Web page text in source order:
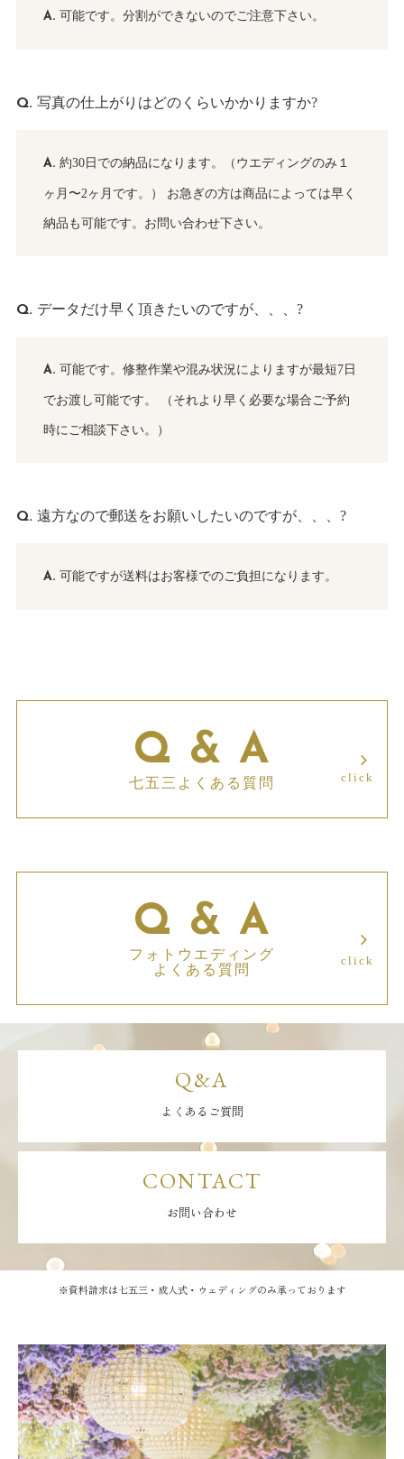
可能です。分割ができないのでご注意下さい。
写真の仕上がりはどのくらいかかりますか?
約30日での納品になります。（ウエディングのみ１
ヶ月〜2ヶ月です。） お急ぎの方は商品によっては早く
納品も可能です。お問い合わせ下さい。
データだけ早く頂きたいのですが、、、?
可能です。修整作業や混み状況によりますが最短7日
でお渡し可能です。 （それより早く必要な場合ご予約
時にご相談下さい。）
遠方なので郵送をお願いしたいのですが、、、?
可能ですが送料はお客様でのご負担になります。
Q & A
七五三よくある質問
Q & A
フォトウエディング
よくある質問
Q&A
よくあるご質問
CONTACT
お問い合わせ
※資料請求は七五三・成人式・ウェディングのみ承っております